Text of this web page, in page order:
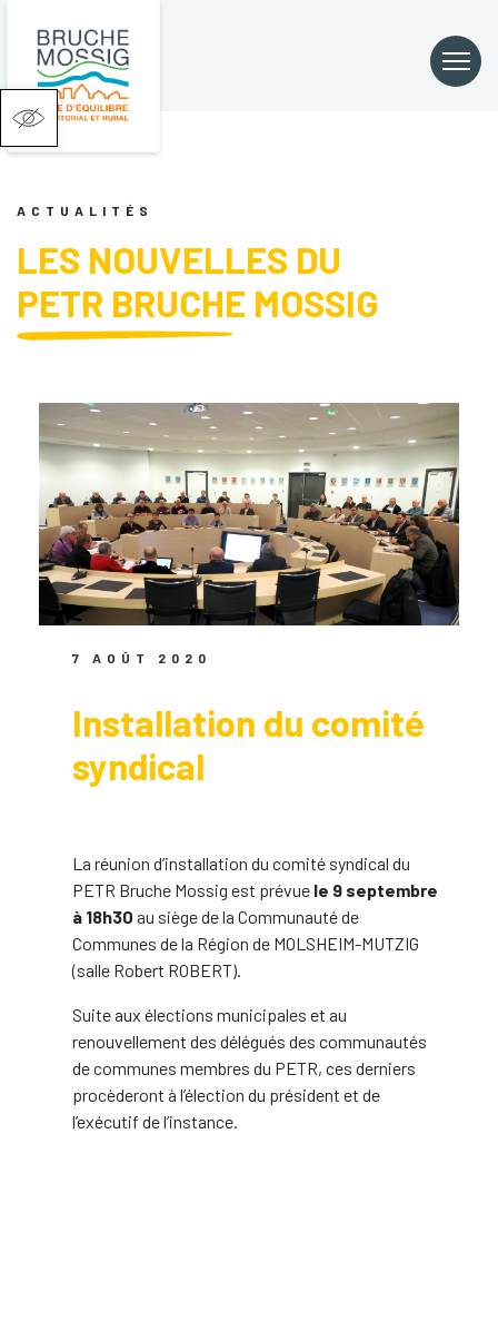
Ouvrir la barre d’outils
ACTUALITÉS
LES NOUVELLES DU
PETR BRUCHE MOSSIG
7 AOÛT 2020
Installation du comité
syndical
La réunion d’installation du comité syndical du
PETR Bruche Mossig est prévue le 9 septembre
à 18h30 au siège de la Communauté de
Communes de la Région de MOLSHEIM-MUTZIG
(salle Robert ROBERT).
Suite aux élections municipales et au
renouvellement des délégués des communautés
de communes membres du PETR, ces derniers
procèderont à l’élection du président et de
l’exécutif de l’instance.